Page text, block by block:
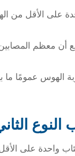
على الأقل من
أن معظم
واحدة على